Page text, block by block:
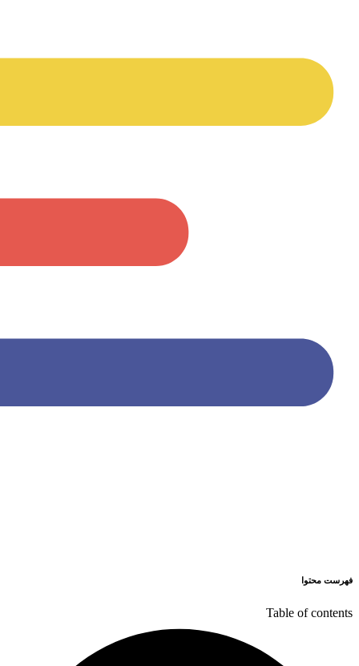
فهرست محتوا
Table of contents